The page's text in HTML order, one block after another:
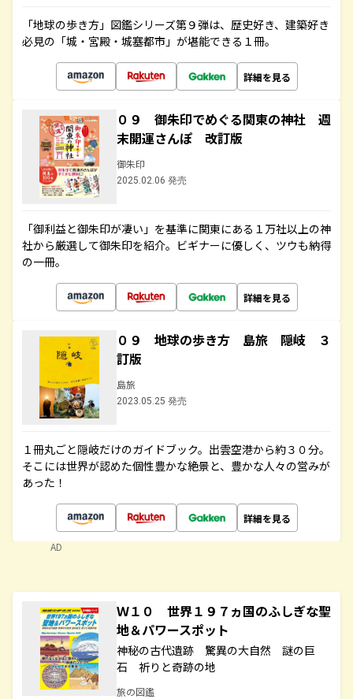
「地球の歩き方」図鑑シリーズ第９弾は、歴史好き、建築好き
必見の「城・宮殿・城塞都市」が堪能できる１冊。
詳細を見る
０９ 御朱印でめぐる関東の神社 週
末開運さんぽ 改訂版
御朱印
2025.02.06 発売
「御利益と御朱印が凄い」を基準に関東にある１万社以上の神
社から厳選して御朱印を紹介。ビギナーに優しく、ツウも納得
の一冊。
詳細を見る
０９ 地球の歩き方 島旅 隠岐 ３
訂版
島旅
2023.05.25 発売
１冊丸ごと隠岐だけのガイドブック。出雲空港から約３０分。
そこには世界が認めた個性豊かな絶景と、豊かな人々の営みが
あった！
詳細を見る
AD
Ｗ１０ 世界１９７ヵ国のふしぎな聖
地＆パワースポット
神秘の古代遺跡 驚異の大自然 謎の巨
石 祈りと奇跡の地
旅の図鑑